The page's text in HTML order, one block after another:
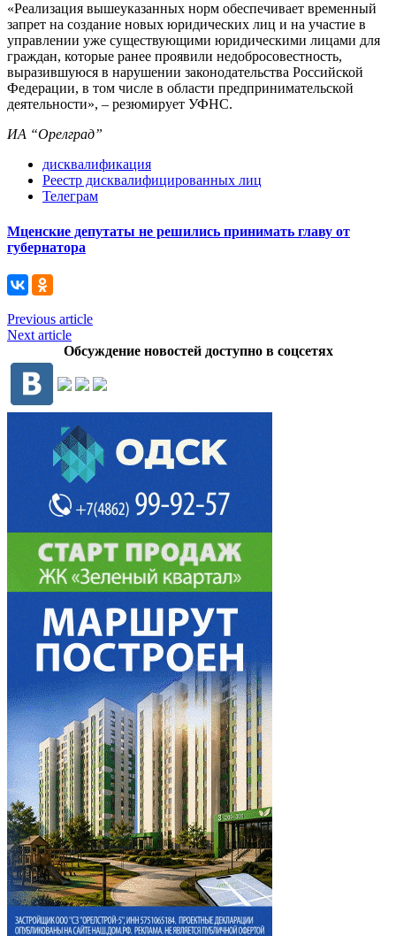
«Реализация вышеуказанных норм обеспечивает временный
запрет на создание новых юридических лиц и на участие в
управлении уже существующими юридическими лицами для
граждан, которые ранее проявили недобросовестность,
выразившуюся в нарушении законодательства Российской
Федерации, в том числе в области предпринимательской
деятельности», – резюмирует УФНС.
ИА “Орелград”
дисквалификация
Реестр дисквалифицированных лиц
Телеграм
Мценские депутаты не решились принимать главу от
губернатора
Previous article
Next article
Обсуждение новостей доступно в соцсетях